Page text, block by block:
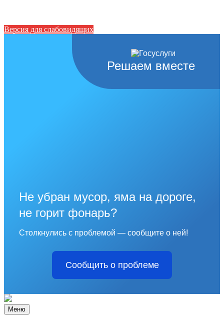
Версия для слабовидящих
Решаем вместе
Не убран мусор, яма на дороге,
не горит фонарь?
Столкнулись с проблемой — сообщите о ней!
Сообщить о проблеме
Меню